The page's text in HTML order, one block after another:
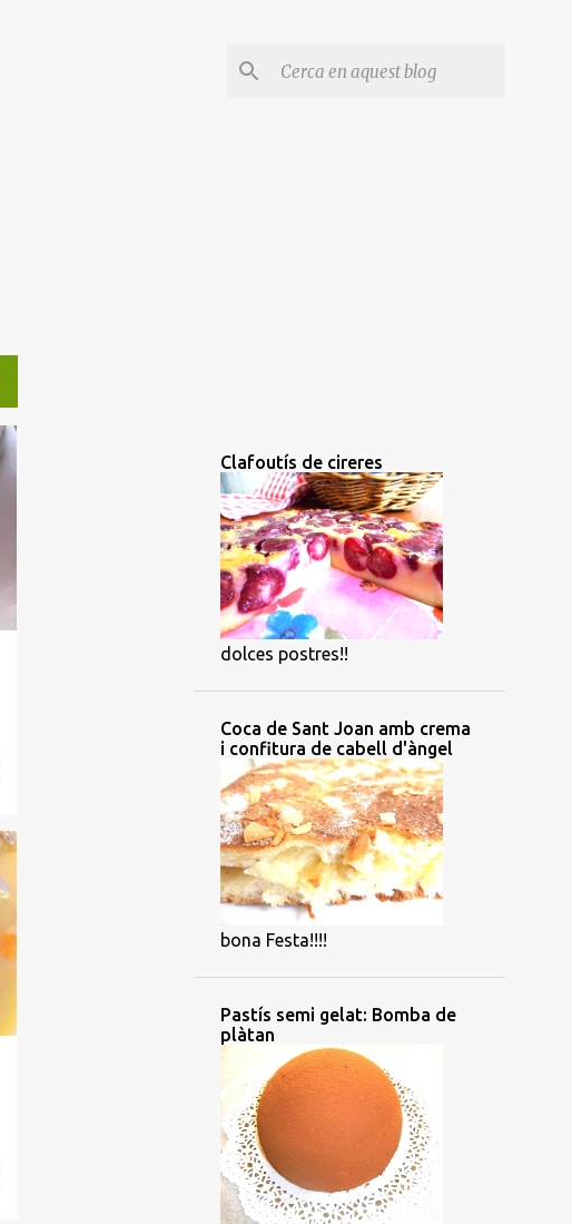
Clafoutís de cireres
dolces postres!!
Coca de Sant Joan amb crema
i confitura de cabell d'àngel
bona Festa!!!!
Pastís semi gelat: Bomba de
plàtan